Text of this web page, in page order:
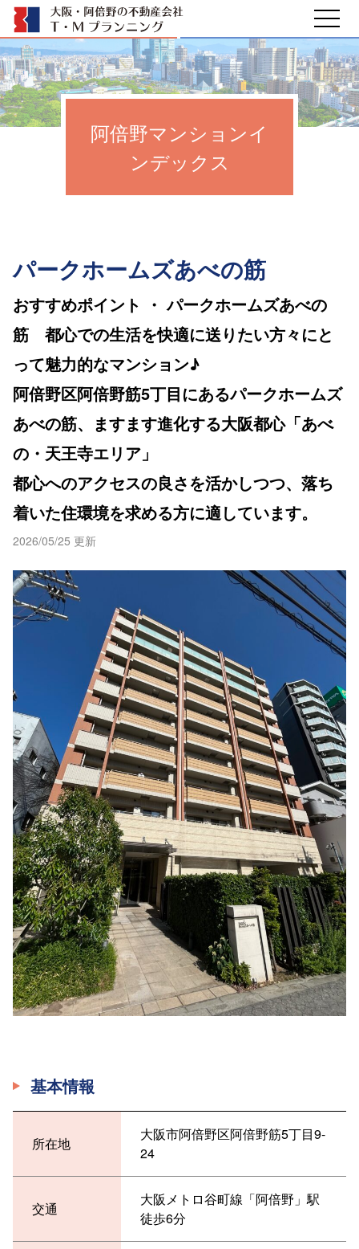
阿倍野マンションイ
ンデックス
パークホームズあべの筋
おすすめポイント ・ パークホームズあべの
筋 都心での生活を快適に送りたい方々にと
って魅力的なマンション♪
阿倍野区阿倍野筋5丁目にあるパークホームズ
あべの筋、ますます進化する大阪都心「あべ
の・天王寺エリア」
都心へのアクセスの良さを活かしつつ、落ち
着いた住環境を求める方に適しています。
2026/05/25 更新
基本情報
所在地
大阪市阿倍野区阿倍野筋5丁目9-
24
交通
大阪メトロ谷町線「阿倍野」駅
徒歩6分